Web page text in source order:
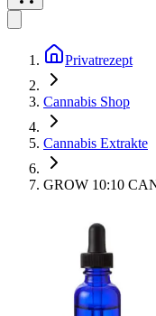
Privatrezept
Cannabis Shop
Cannabis Extrakte
GROW 10:10